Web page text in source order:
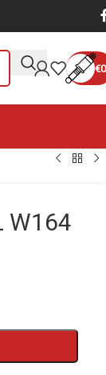
€0
W164